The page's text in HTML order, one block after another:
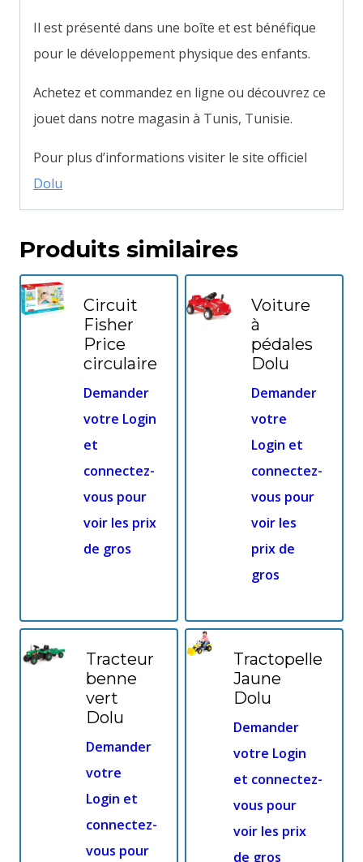
Il est présenté dans une boîte et est bénéfique
pour le développement physique des enfants.
Achetez et commandez en ligne ou découvrez ce
jouet dans notre magasin à Tunis, Tunisie.
Pour plus d’informations visiter le site officiel
Dolu
Produits similaires
Circuit
Fisher
Price
circulaire
Demander
votre Login
et
connectez-
vous pour
voir les prix
de gros
Voiture
à
pédales
Dolu
Demander
votre
Login et
connectez-
vous pour
voir les
prix de
gros
Tracteur
benne
vert
Dolu
Demander
votre
Login et
connectez-
vous pour
Tractopelle
Jaune
Dolu
Demander
votre Login
et connectez-
vous pour
voir les prix
de gros